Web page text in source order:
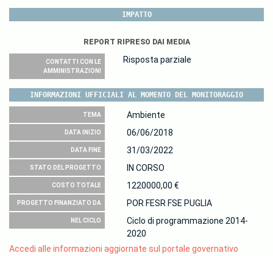
IMPATTO
REPORT RIPRESO DAI MEDIA
CONTATTI CON LE
AMMINISTRAZIONI
Risposta parziale
INFORMAZIONI UFFICIALI AL MOMENTO DEL MONITORAGGIO
TEMA Ambiente
DATA INIZIO 06/06/2018
DATA FINE 31/03/2022
STATO DEL PROGETTO IN CORSO
COSTO TOTALE 1220000,00 €
PROGETTO FINANZIATO DA POR FESR FSE PUGLIA
NEL CICLO
Ciclo di programmazione 2014-
2020
Accedi alle informazioni aggiornate sul portale governativo